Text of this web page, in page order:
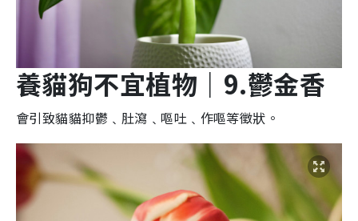
養貓狗不宜植物 ｜9.鬱金香
會引致貓貓抑鬱﹑肚瀉﹑嘔吐﹑作嘔等徵狀 。